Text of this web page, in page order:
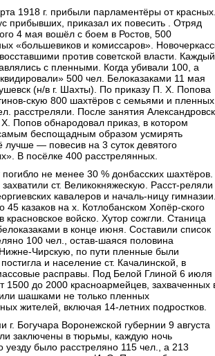
1918 г. прибыли парламентёры от красных.
прибывших, приказал их повесить . Отряд
4 мая вошёл с боем в Ростов, 500
«большевиков и комиссаров».
против советской власти. Каждый
с пленными. Когда убивали 100, а
500 чел. Белоказаками 11 мая
(н/в г. Шахты). По приказу П. Х. Попова
скую 800 шахтёров с семьями и пленных
расстреляли. После занятия
Попов обнародовал приказ, в котором
беспощадным образом усмирять
— повесив на 3 суток девятого
В посёлке 400 расстрелянных.
не менее 30 % донбасских шахтёров.
ст. Великокняжескую. Расст-реляли
кавалеров и началь-ницу гимназии.
45 казаков на х. Котлобанском Хопёр-ского
красновское войско. Хутор сожгли. Станица
в конце июня. Составили список
100 чел., остав-шаяся половина
Чирскую, по пути пленные были
и население ст. Качалинской, в
расправы. Под Белой Глиной 6 июля
1500 до 2000 красноармейцев, захваченных
шашками не только пленных
жителей, включая 14-летних подростков.
г. Богучара Воронежской губернии 9 августа
заключены в тюрьмы, каждую ночь
уезду было расстреляно 115 чел., а 213